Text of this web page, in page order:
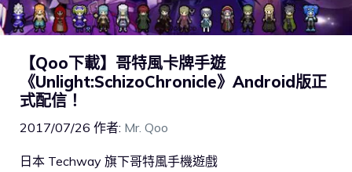
【Qoo下載】哥特風卡牌手遊
《Unlight:SchizoChronicle》Android版正
式配信！
2017/07/26 作者: Mr. Qoo
日本 Techway 旗下哥特風手機遊戲